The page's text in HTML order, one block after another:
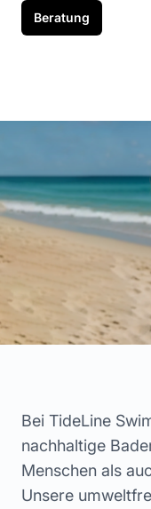
Beratung
Bei TideLine
nachhaltige
Menschen als
Unsere